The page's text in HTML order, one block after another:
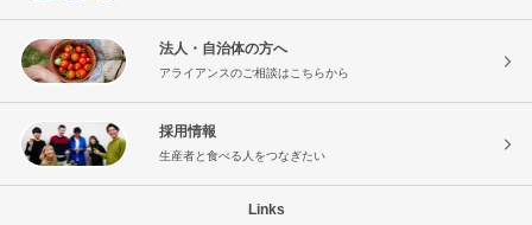
法人・自治体の方へ
アライアンスのご相談はこちらから
採用情報
生産者と食べる人をつなぎたい
Links